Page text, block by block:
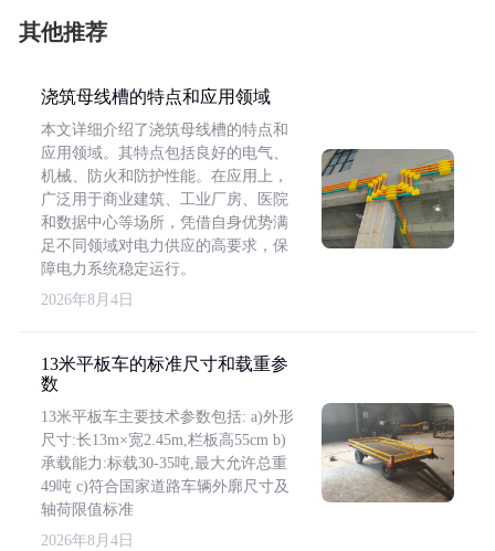
其他推荐
浇筑母线槽的特点和应用领域
本文详细介绍了浇筑母线槽的特点和
应用领域。其特点包括良好的电气、
机械、防火和防护性能。在应用上，
广泛用于商业建筑、工业厂房、医院
和数据中心等场所，凭借自身优势满
足不同领域对电力供应的高要求，保
障电力系统稳定运行。
2026年8月4日
13米平板车的标准尺寸和载重参
数
13米平板车主要技术参数包括: a)外形
尺寸:长13m×宽2.45m,栏板高55cm b)
承载能力:标载30-35吨,最大允许总重
49吨 c)符合国家道路车辆外廓尺寸及
轴荷限值标准
2026年8月4日